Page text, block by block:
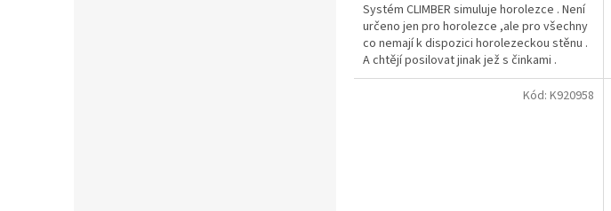
Systém CLIMBER simuluje horolezce . Není
určeno jen pro horolezce ,ale pro všechny
co nemají k dispozici horolezeckou stěnu .
A chtějí posilovat jinak jež s činkami .
Kód: K920958